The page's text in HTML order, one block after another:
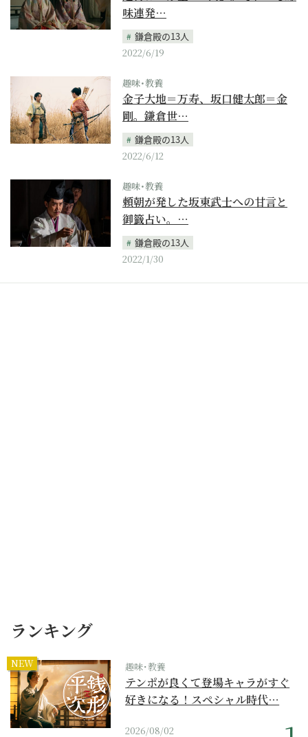
味連発…
鎌倉殿の13人
2022/6/19
趣味･教養
金子大地＝万寿、坂口健太郎＝金
剛。鎌倉世…
鎌倉殿の13人
2022/6/12
趣味･教養
頼朝が発した坂東武士への甘言と
御籤占い。…
鎌倉殿の13人
2022/1/30
ランキング
NEW 趣味･教養
テンポが良くて登場キャラがすぐ
好きになる！スペシャル時代…
2026/08/02